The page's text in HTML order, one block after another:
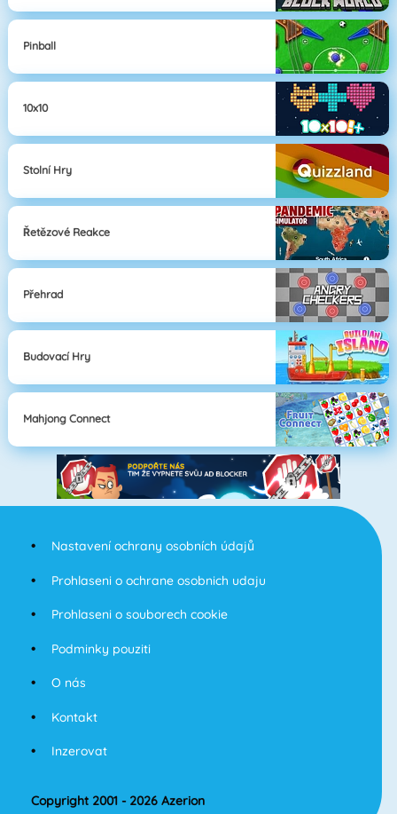
Pinball
10x10
Stolní Hry
Řetězové Reakce
Přehrad
Budovací Hry
Mahjong Connect
Nastavení ochrany osobních údajů
Prohlaseni o ochrane osobnich udaju
Prohlaseni o souborech cookie
Podminky pouziti
O nás
Kontakt
Inzerovat
Copyright 2001 - 2026 Azerion